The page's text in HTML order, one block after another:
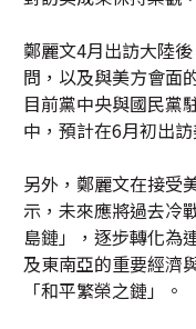
鄭麗文4月出訪大陸
問，以及與美方會面
目前黨中央與國民黨
中，預計在6月初出訪
另外，鄭麗文在接受
示，未來應將過去冷
島鏈」，逐步轉化為
及東南亞的重要經濟
「和平繁榮之鏈」。